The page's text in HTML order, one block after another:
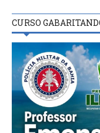
CURSO